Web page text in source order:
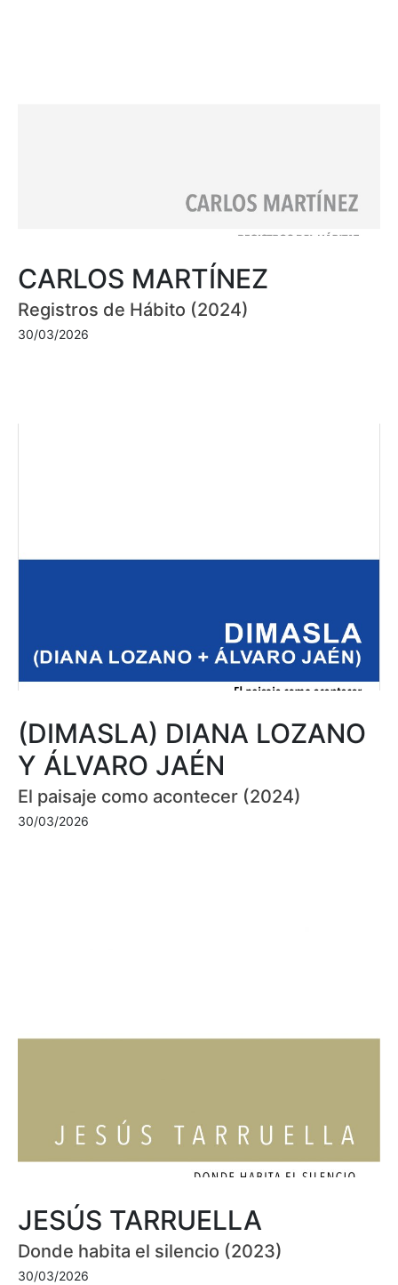
CARLOS MARTÍNEZ
Registros de Hábito (2024)
30/03/2026
(DIMASLA) DIANA LOZANO
Y ÁLVARO JAÉN
El paisaje como acontecer (2024)
30/03/2026
JESÚS TARRUELLA
Donde habita el silencio (2023)
30/03/2026